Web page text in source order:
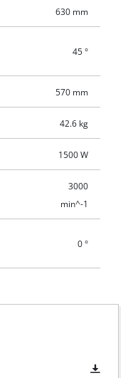
630 mm
45 °
570 mm
42.6 kg
1500 W
3000
min^-1
0 °